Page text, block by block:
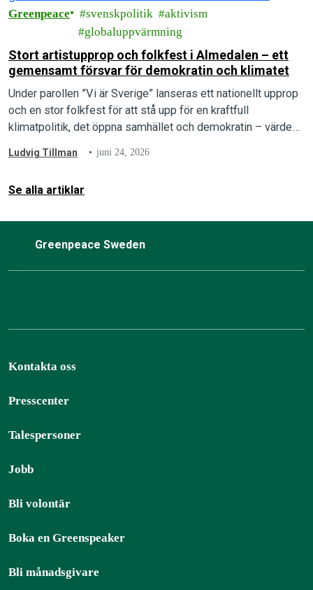
Greenpeace svenskpolitik
aktivism
globaluppvärmning
Stort artistupprop och folkfest i Almedalen – ett
gemensamt försvar för demokratin och klimatet
Under parollen ”Vi är Sverige” lanseras ett nationellt upprop
och en stor folkfest för att stå upp för en kraftfull
klimatpolitik, det öppna samhället och demokratin – värden
Ludvig Tillman juni 24, 2026
Se alla artiklar
Greenpeace Sweden
Kontakta oss
Presscenter
Talespersoner
Jobb
Bli volontär
Boka en Greenspeaker
Bli månadsgivare